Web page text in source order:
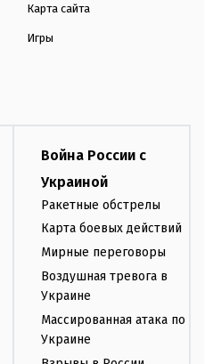
Карта сайта
Игры
Война России с
Украиной
Ракетные обстрелы
Карта боевых действий
Мирные переговоры
Воздушная тревога в
Украине
Массированная атака по
Украине